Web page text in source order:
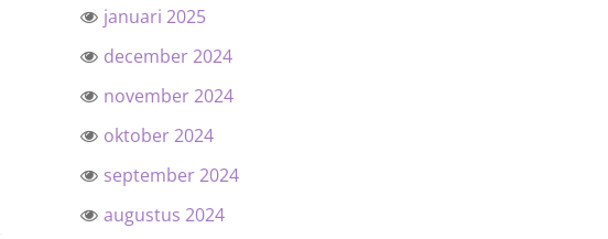
januari 2025
december 2024
november 2024
oktober 2024
september 2024
augustus 2024